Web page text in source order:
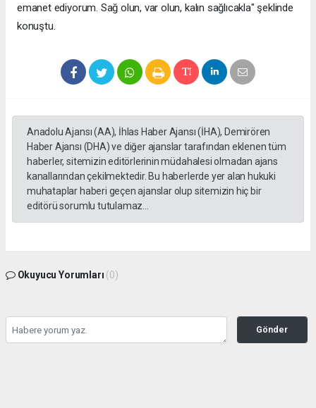
emanet ediyorum. Sağ olun, var olun, kalın sağlıcakla" şeklinde
konuştu.
Anadolu Ajansı (AA), İhlas Haber Ajansı (İHA), Demirören
Haber Ajansı (DHA) ve diğer ajanslar tarafından eklenen tüm
haberler, sitemizin editörlerinin müdahalesi olmadan ajans
kanallarından çekilmektedir. Bu haberlerde yer alan hukuki
muhataplar haberi geçen ajanslar olup sitemizin hiç bir
editörü sorumlu tutulamaz...
Okuyucu Yorumları (0)
Gönder